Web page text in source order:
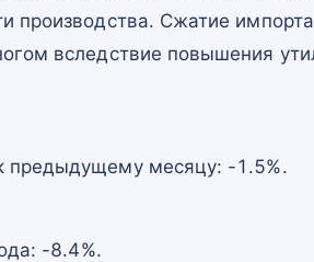
производства. Сжатие импорта
вследствие повышения
предыдущему месяцу: -1.5%.
-8.4%.